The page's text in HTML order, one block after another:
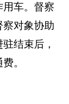
车。督察
对象协助
结束后，
。